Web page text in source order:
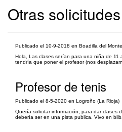
Otras
Publicado el 10-9-2018 en Boadilla del
Hola, Las clases serían para una niña de 11
tendría que poner el profesor (nos
Profesor de tenis
Publicado el 8-5-2020 en Logroño (La Rioja)
Quería solicitar información, para dar clases
debería ser en una pista publica. Vivo en